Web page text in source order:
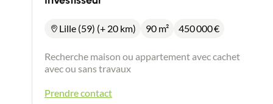
Lille (59) (+ 20 km) 90 m² 450 000€
Recherche maison ou appartement avec cachet
avec ou sans travaux
Prendre contact